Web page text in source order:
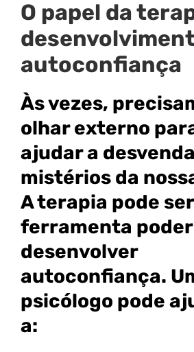
O papel da
autoconfiança
Às vezes,
olhar externo
ajudar a
mistérios da
A terapia pode
ferramenta
desenvolver
autoconfiança.
psicólogo pode
a: